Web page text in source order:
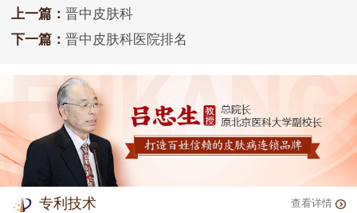
上一篇： 晋中皮肤科
下一篇： 晋中皮肤科医院排名
专利技术 查看详情